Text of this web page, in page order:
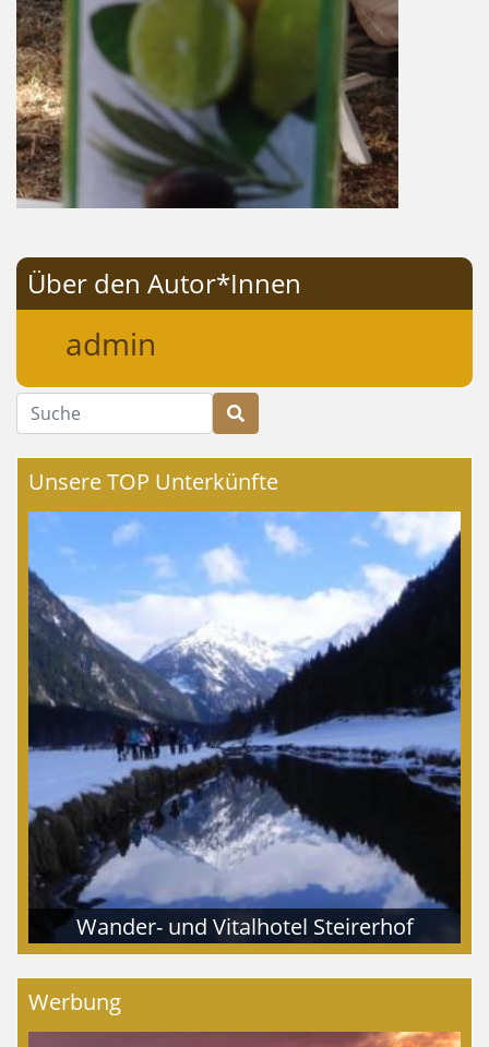
Über den Autor*Innen
admin
Suche
Unsere TOP Unterkünfte
Wander- und Vitalhotel Steirerhof
Werbung